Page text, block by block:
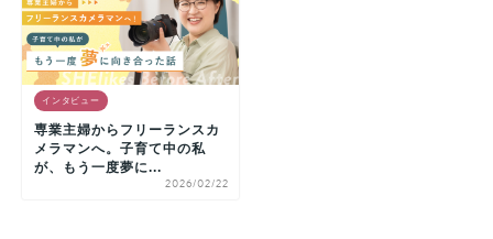
インタビュー
専業主婦からフリーランスカ
メラマンへ。子育て中の私
が、もう一度夢に...
2026/02/22